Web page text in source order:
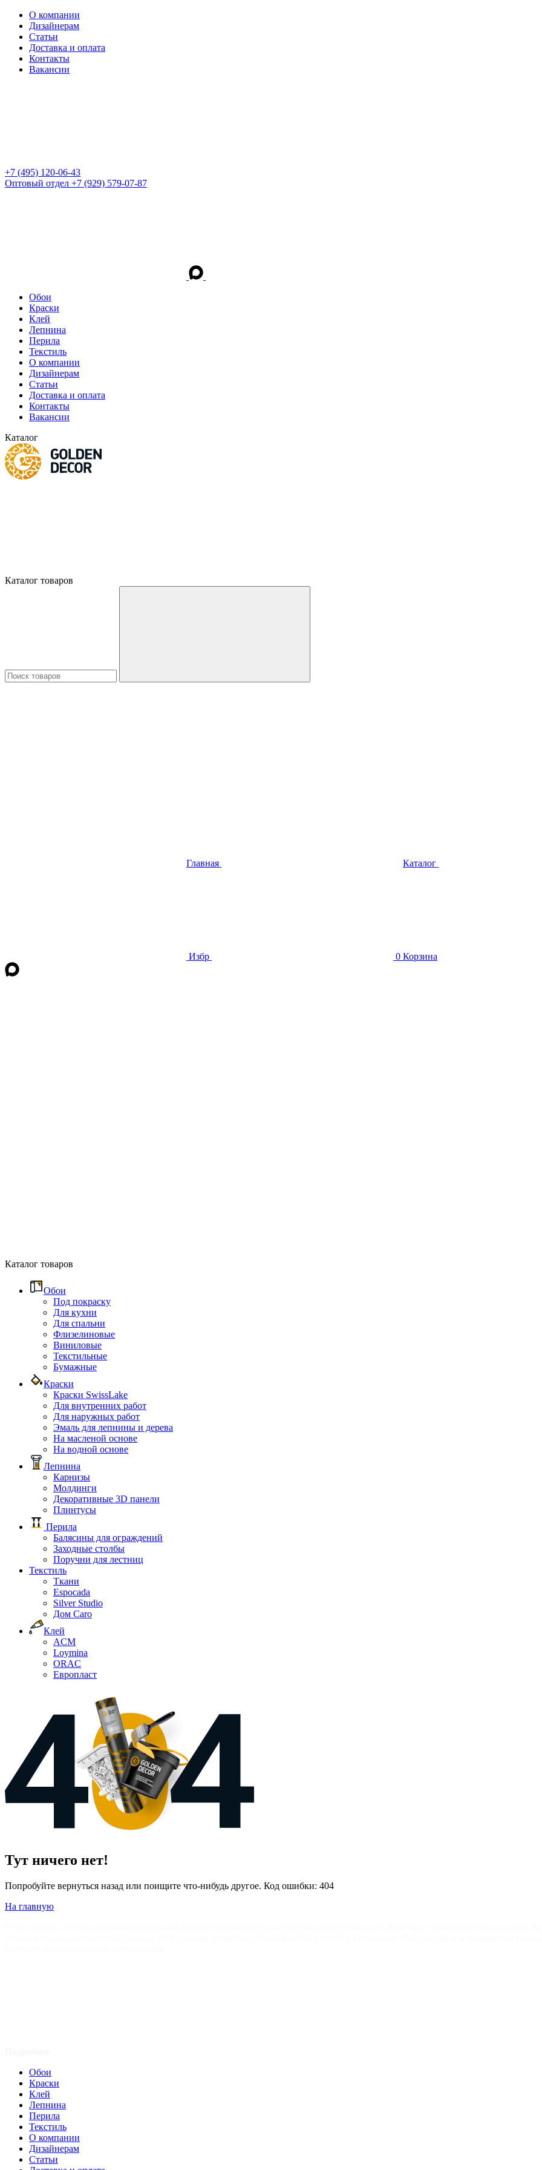
О компании
Дизайнерам
Статьи
Доставка и оплата
Контакты
Вакансии
+7 (495) 120-06-43
Оптовый отдел +7 (929) 579-07-87
Обои
Краски
Клей
Лепнина
Перила
Текстиль
О компании
Дизайнерам
Статьи
Доставка и оплата
Контакты
Вакансии
Каталог
Каталог товаров
Главная Каталог
Избр 0 Корзина
Каталог товаров
Обои
Под покраску
Для кухни
Для спальни
Флизелиновые
Виниловые
Текстильные
Бумажные
Краски
Краски SwissLake
Для внутренних работ
Для наружных работ
Эмаль для лепнины и дерева
На масленой основе
На водной основе
Лепнина
Карнизы
Молдинги
Декоративные 3D панели
Плинтусы
Перила
Балясины для ограждений
Заходные столбы
Поручни для лестниц
Текстиль
Ткани
Espocada
Silver Studio
Дом Caro
Клей
ACM
Loymina
ORAC
Европласт
Тут ничего нет!
Попробуйте вернуться назад или поищите что-нибудь другое. Код ошибки: 404
На главную
Обои
Краски
Клей
Лепнина
Перила
Текстиль
О компании
Дизайнерам
Статьи